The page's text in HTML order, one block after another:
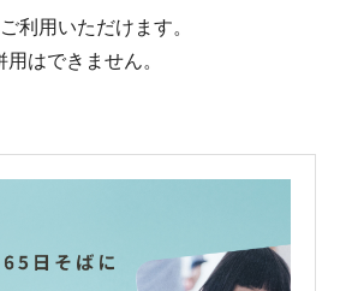
利用いただけます。
はできません。